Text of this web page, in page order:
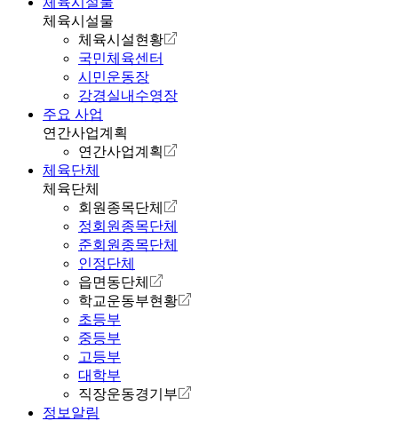
체육시설물
체육시설현황
국민체육센터
시민운동장
강경실내수영장
주요 사업
연간사업계획
연간사업계획
체육단체
체육단체
회원종목단체
정회원종목단체
준회원종목단체
인정단체
읍면동단체
학교운동부현황
초등부
중등부
고등부
대학부
직장운동경기부
정보알림